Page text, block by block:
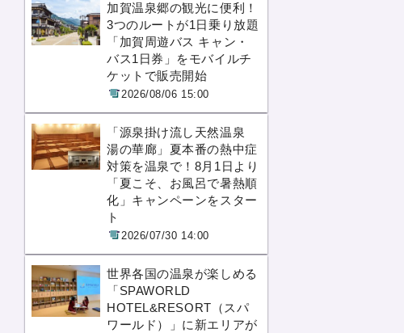
加賀温泉郷の観光に便利！
3つのルートが1日乗り放題
「加賀周遊バス キャン・
バス1日券」をモバイルチ
ケットで販売開始
2026/08/06 15:00
「源泉掛け流し天然温泉
湯の華廊」夏本番の熱中症
対策を温泉で！8月1日より
「夏こそ、お風呂で暑熱順
化」キャンペーンをスター
ト
2026/07/30 14:00
世界各国の温泉が楽しめる
「SPAWORLD
HOTEL&RESORT（スパ
ワールド）」に新エリアが